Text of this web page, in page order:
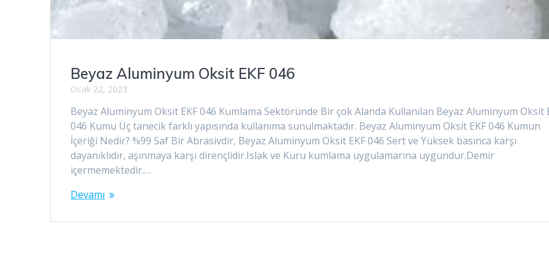
Beyaz Aluminyum Oksit EKF 046
Ocak 22, 2023
Beyaz Aluminyum Oksit EKF 046 Kumlama Sektöründe Bir çok Alanda Kullanılan Beyaz Aluminyum Oksit
046 Kumu Üç tanecik farklı yapısında kullanıma sunulmaktadır. Beyaz Aluminyum Oksit EKF 046 Kumun
İçeriği Nedir? %99 Saf Bir Abrasivdir, Beyaz Aluminyum Oksit EKF 046 Sert ve Yüksek basınca karşı
dayanıklıdır, aşınmaya karşı dirençlidir.Islak ve Kuru kumlama uygulamarına uygundur.Demir
içermemektedir.…
Devamı